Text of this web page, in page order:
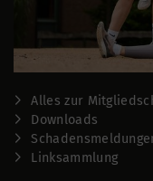
Alles zur
Downloads
Linksammlung